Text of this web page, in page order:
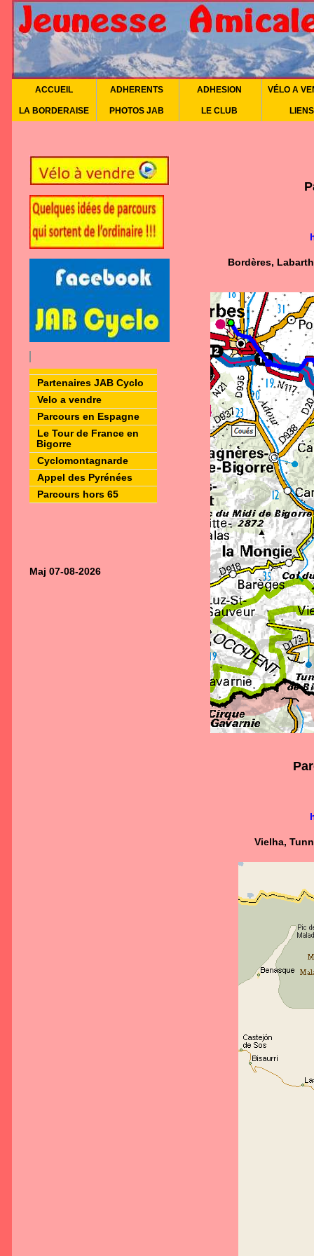
ACCUEIL ADHERENTS ADHESION VÉLO A
LA BORDERAISE PHOTOS JAB LE CLUB LIENS
Partenaires JAB Cyclo
Velo a vendre
Parcours en Espagne
Le Tour de France en
Bigorre
Cyclomontagnarde
Appel des Pyrénées
Parcours hors 65
Maj 07-08-2026
Bordères,
Vielha,